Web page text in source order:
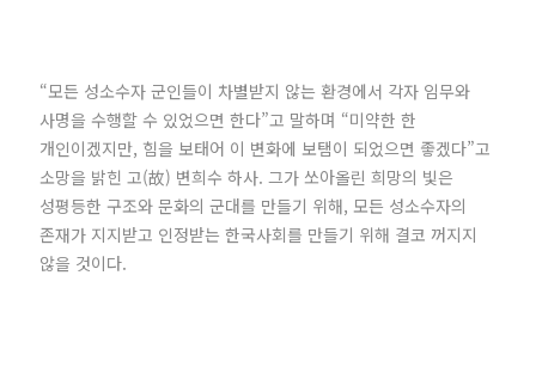
“모든 성소수자 군인들이 차별받지 않는 환경에서 각자 임무와
사명을 수행할 수 있었으면 한다”고 말하며 “미약한 한
개인이겠지만, 힘을 보태어 이 변화에 보탬이 되었으면 좋겠다”고
소망을 밝힌 고(故) 변희수 하사. 그가 쏘아올린 희망의 빛은
성평등한 구조와 문화의 군대를 만들기 위해, 모든 성소수자의
존재가 지지받고 인정받는 한국사회를 만들기 위해 결코 꺼지지
않을 것이다.